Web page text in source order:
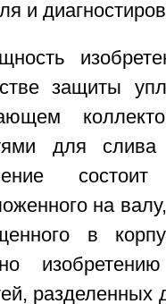
и
защиты
для
на
в
разделенных